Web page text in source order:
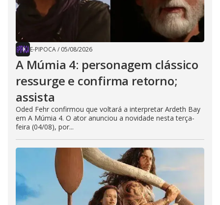
E-PIPOCA/ 05/08/2026
A Múmia 4: personagem clássico
ressurge e confirma retorno;
assista
Oded Fehr confirmou que voltará a interpretar Ardeth Bay
em A Múmia 4. O ator anunciou a novidade nesta terça-
feira (04/08), por...